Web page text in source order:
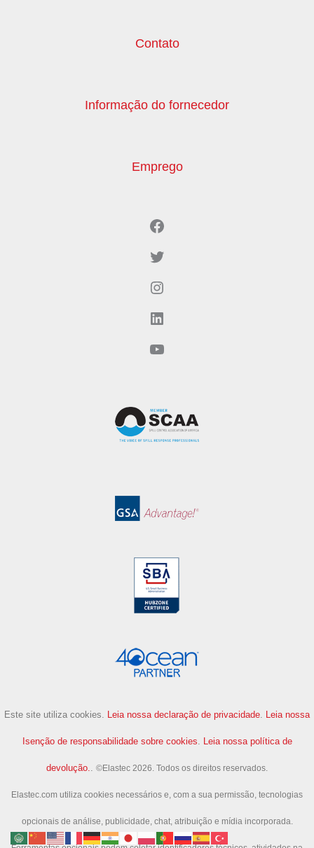
Contato
Informação do fornecedor
Emprego
Facebook
Twitter
Instagram
LinkedIn
YouTube
Este site utiliza cookies. Leia nossa declaração de privacidade. Leia nossa
Isenção de responsabilidade sobre cookies. Leia nossa política de
devolução.. ©Elastec 2026. Todos os direitos reservados.
Elastec.com utiliza cookies necessários e, com a sua permissão, tecnologias
opcionais de análise, publicidade, chat, atribuição e mídia incorporada.